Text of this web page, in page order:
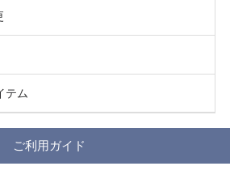
テム
ご利用ガイド